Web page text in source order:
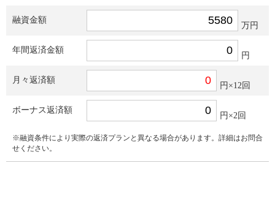
融資金額
万円
年間返済金額
円
月々返済額
円×12回
ボーナス返済額
円×2回
※融資条件により実際の返済プランと異なる場合があります。詳細はお問合
せください。